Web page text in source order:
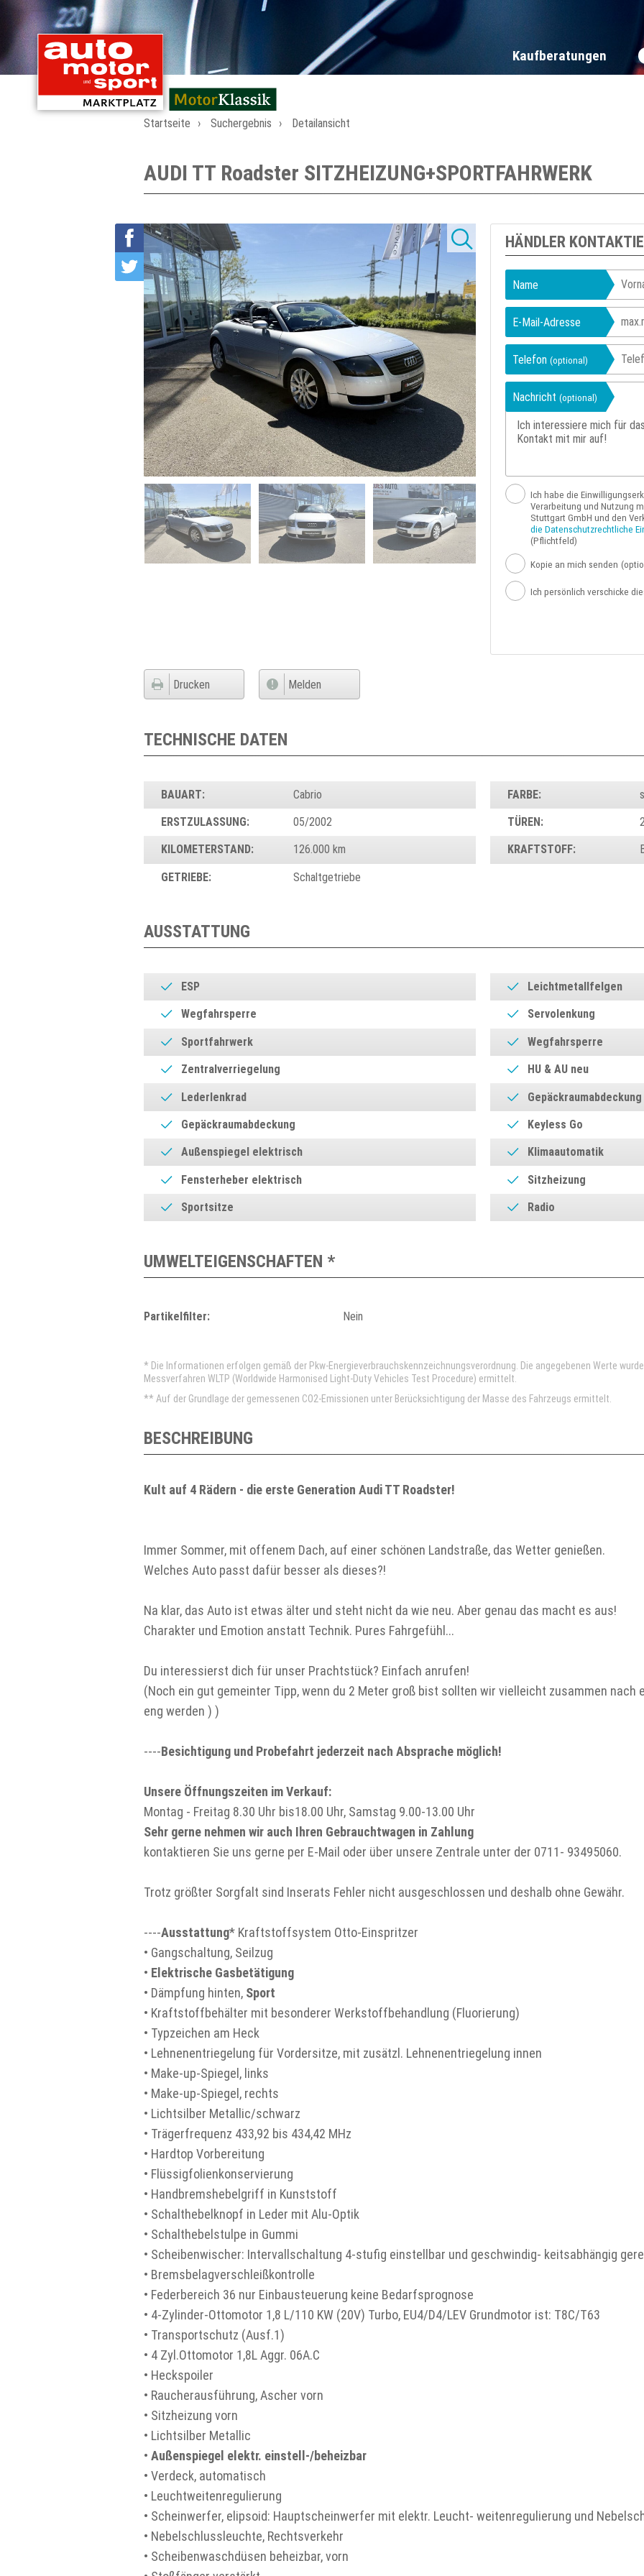
Kaufberatungen
Startseite Suchergebnis Detailansicht
AUDI TT Roadster SITZHEIZUNG+SPORTFAHRWERK
HÄNDLER
Name
E-Mail-Adresse
Telefon (optional)
Nachricht (optional)
Ich habe die
Verarbeitung und Nutzung
Stuttgart GmbH und den
die Datenschutzrechtliche
(Pflichtfeld)
Kopie an mich senden
Ich persönlich verschicke
Drucken Melden
TECHNISCHE DATEN
BAUART: Cabrio FARBE:
ERSTZULASSUNG: 05/2002 TÜREN: 2
KILOMETERSTAND: 126.000 km KRAFTSTOFF:
GETRIEBE: Schaltgetriebe
AUSSTATTUNG
ESP Leichtmetallfelgen
Wegfahrsperre Servolenkung
Sportfahrwerk Wegfahrsperre
Zentralverriegelung HU & AU neu
Lederlenkrad Gepäckraumabdeckung
Gepäckraumabdeckung Keyless Go
Außenspiegel elektrisch Klimaautomatik
Fensterheber elektrisch Sitzheizung
Sportsitze Radio
UMWELTEIGENSCHAFTEN *
Partikelfilter: Nein
* Die Informationen erfolgen gemäß der Pkw-Energieverbrauchskennzeichnungsverordnung. Die angegebenen Werte
Messverfahren WLTP (Worldwide Harmonised Light-Duty Vehicles Test Procedure) ermittelt.
** Auf der Grundlage der gemessenen CO2-Emissionen unter Berücksichtigung der Masse des Fahrzeugs ermittelt.
BESCHREIBUNG
Kult auf 4 Rädern - die erste Generation Audi TT Roadster!
Immer Sommer, mit offenem Dach, auf einer schönen Landstraße, das Wetter genießen.
Welches Auto passt dafür besser als dieses?!
Na klar, das Auto ist etwas älter und steht nicht da wie neu. Aber genau das macht es aus!
Charakter und Emotion anstatt Technik. Pures Fahrgefühl...
Du interessierst dich für unser Prachtstück? Einfach anrufen!
(Noch ein gut gemeinter Tipp, wenn du 2 Meter groß bist sollten wir vielleicht zusammen nach
eng werden ) )
----Besichtigung und Probefahrt jederzeit nach Absprache möglich!
Unsere Öffnungszeiten im Verkauf:
Montag - Freitag 8.30 Uhr bis18.00 Uhr, Samstag 9.00-13.00 Uhr
Sehr gerne nehmen wir auch Ihren Gebrauchtwagen in Zahlung
kontaktieren Sie uns gerne per E-Mail oder über unsere Zentrale unter der 0711- 93495060.
Trotz größter Sorgfalt sind Inserats Fehler nicht ausgeschlossen und deshalb ohne Gewähr.
----Ausstattung* Kraftstoffsystem Otto-Einspritzer
• Gangschaltung, Seilzug
• Elektrische Gasbetätigung
• Dämpfung hinten, Sport
• Kraftstoffbehälter mit besonderer Werkstoffbehandlung (Fluorierung)
• Typzeichen am Heck
• Lehnenentriegelung für Vordersitze, mit zusätzl. Lehnenentriegelung innen
• Make-up-Spiegel, links
• Make-up-Spiegel, rechts
• Lichtsilber Metallic/schwarz
• Trägerfrequenz 433,92 bis 434,42 MHz
• Hardtop Vorbereitung
• Flüssigfolienkonservierung
• Handbremshebelgriff in Kunststoff
• Schalthebelknopf in Leder mit Alu-Optik
• Schalthebelstulpe in Gummi
• Scheibenwischer: Intervallschaltung 4-stufig einstellbar und geschwindig- keitsabhängig
• Bremsbelagverschleißkontrolle
• Federbereich 36 nur Einbausteuerung keine Bedarfsprognose
• 4-Zylinder-Ottomotor 1,8 L/110 KW (20V) Turbo, EU4/D4/LEV Grundmotor ist: T8C/T63
• Transportschutz (Ausf.1)
• 4 Zyl.Ottomotor 1,8L Aggr. 06A.C
• Heckspoiler
• Raucherausführung, Ascher vorn
• Sitzheizung vorn
• Lichtsilber Metallic
• Außenspiegel elektr. einstell-/beheizbar
• Verdeck, automatisch
• Leuchtweitenregulierung
• Scheinwerfer, elipsoid: Hauptscheinwerfer mit elektr. Leucht- weitenregulierung und
• Nebelschlussleuchte, Rechtsverkehr
• Scheibenwaschdüsen beheizbar, vorn